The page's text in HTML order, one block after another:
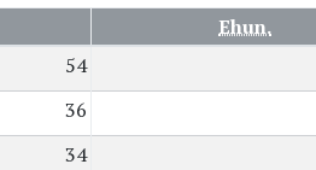
Ehun.
54
36
34